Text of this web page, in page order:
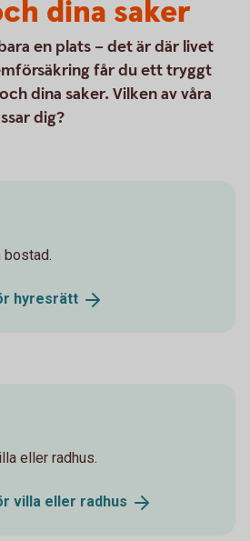
dina saker
en plats – det är där livet
får du ett tryggt
dina saker. Vilken av våra
dig?
bostad.
hyresrätt
eller radhus.
villa eller radhus